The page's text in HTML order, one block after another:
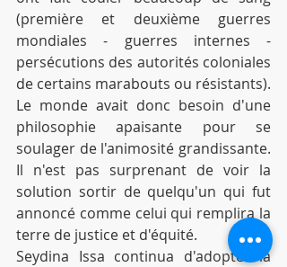
(première et deuxième guerres
mondiales - guerres internes -
persécutions des autorités coloniales
de certains marabouts ou résistants).
Le monde avait donc besoin d'une
philosophie apaisante pour se
soulager de l'animosité grandissante.
Il n'est pas surprenant de voir la
solution sortir de quelqu'un qui fut
annoncé comme celui qui remplira la
terre de justice et d'équité.
Seydina Issa continua d'adopter la